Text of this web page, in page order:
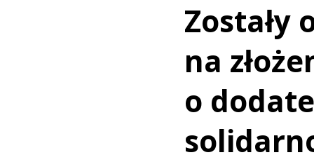
Zostały
na
o